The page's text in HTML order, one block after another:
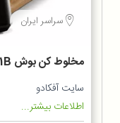
سراسر ایران
مخلوط کن بوش MMB6141B
سایت آفکادو
اطلاعات بیشتر...